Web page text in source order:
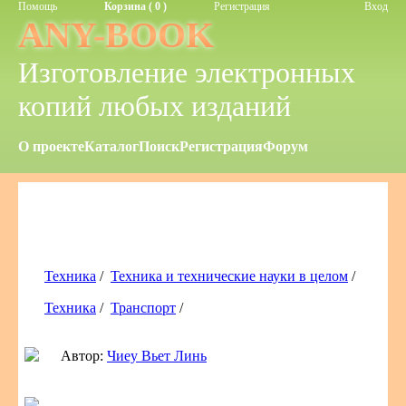
Помощь Корзина ( 0 ) Регистрация Вход
ANY-BOOK
Изготовление электронных
копий любых изданий
О проектеКаталогПоискРегистрацияФорум
Техника / Техника и технические науки в целом /
Техника / Транспорт /
Автор: Чиеу Вьет Линь